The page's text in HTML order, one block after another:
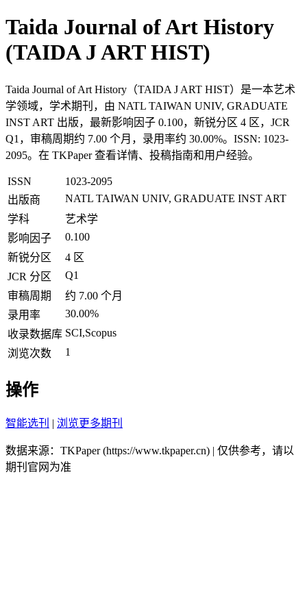
Taida Journal of Art History
(TAIDA J ART HIST)
Taida Journal of Art History（TAIDA J ART HIST）是一本艺术
学领域，学术期刊，由 NATL TAIWAN UNIV, GRADUATE
INST ART 出版，最新影响因子 0.100，新锐分区 4 区，JCR
Q1，审稿周期约 7.00 个月，录用率约 30.00%。ISSN: 1023-
2095。在 TKPaper 查看详情、投稿指南和用户经验。
ISSN
1023-2095
出版商
NATL TAIWAN UNIV, GRADUATE INST ART
学科
艺术学
影响因子
0.100
新锐分区
4 区
JCR 分区
Q1
审稿周期
约 7.00 个月
录用率
30.00%
收录数据库 SCI,Scopus
浏览次数
1
操作
智能选刊 | 浏览更多期刊
数据来源：TKPaper (https://www.tkpaper.cn) | 仅供参考，请以
期刊官网为准